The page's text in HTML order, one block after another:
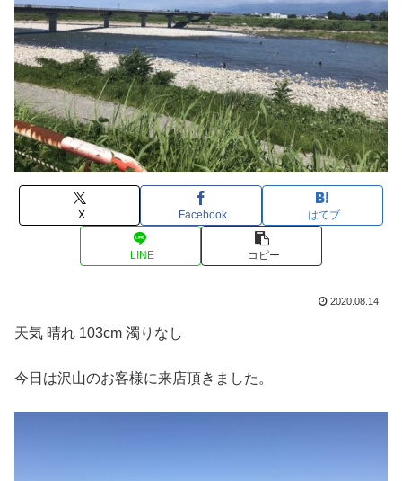
X Facebook はてブ
LINE コピー
2020.08.14
天気 晴れ 103cm 濁りなし
今日は沢山のお客様に来店頂きました。